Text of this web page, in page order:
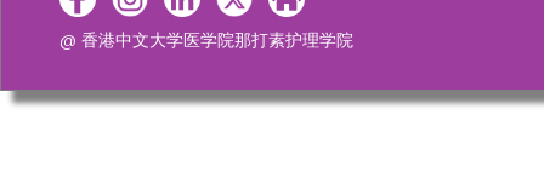
@ 香港中文大学医学院那打素护理学院